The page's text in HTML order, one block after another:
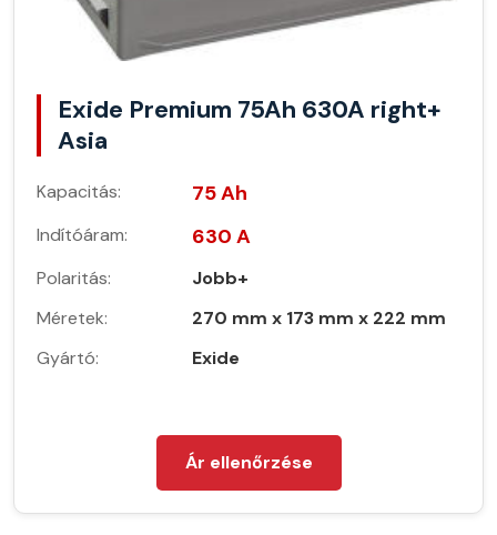
Exide Premium 75Ah 630A right+
Asia
Kapacitás: 75 Ah
Indítóáram: 630 A
Polaritás:
Jobb+
Méretek:
270 mm x 173 mm x 222 mm
Gyártó:
Exide
Ár ellenőrzése